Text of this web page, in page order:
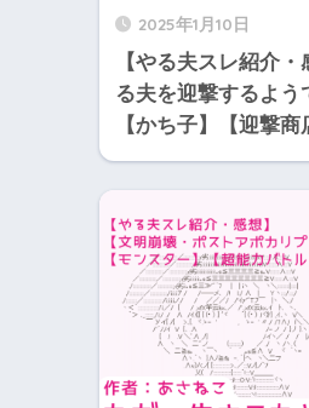
2025年1月10日
【やる夫スレ紹介
る夫を迎撃するよう
【かち子】【迎撃商